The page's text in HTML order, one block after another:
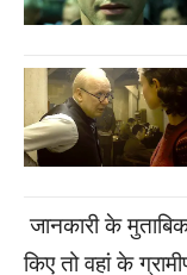
जानकारी के
किए तो वहां के